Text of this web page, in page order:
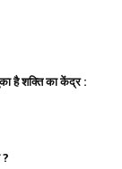
है शक्ति का केंद्र :
?